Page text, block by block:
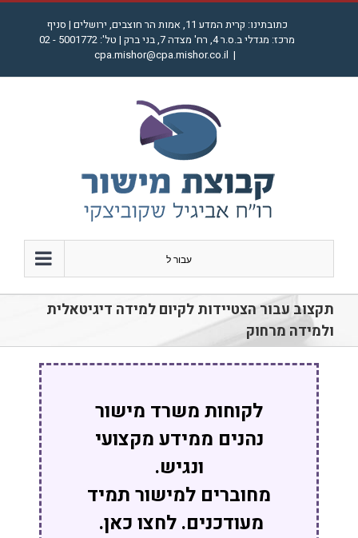
דלג
כתובתינו: קרית המדע 11, אמות הר חוצבים, ירושלים | סניף
מרכז: מגדלי ב.ס.ר 4, רח' מצדה 7, בני ברק | טל': 5001772 - 02
|
cpa.mishor@cpa.mishor.co.il
עבור ל
תקצוב עבור הצטיידות לקיום למידה דיגיטאלית
ולמידה מרחוק
לקוחות משרד מישור
נהנים ממידע מקצועי
ונגיש.
מחוברים למישור תמיד
מעודכנים. לחצו כאן.